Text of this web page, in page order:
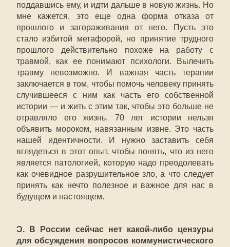
поддавшись ему, и идти дальше в новую жизнь. Но
мне кажется, это еще одна форма отказа от
прошлого и загораживания от него. Пусть это
стало избитой метафорой, но принятие трудного
прошлого действительно похоже на работу с
травмой, как ее понимают психологи. Вылечить
травму невозможно. И важная часть терапии
заключается в том, чтобы помочь человеку принять
случившееся с ним как часть его собственной
истории — и жить с этим так, чтобы это больше не
отравляло его жизнь. 70 лет истории нельзя
объявить мороком, навязанным извне. Это часть
нашей идентичности. И нужно заставить себя
вглядеться в этот опыт, чтобы понять, что из него
является патологией, которую надо преодолевать
как очевидное разрушительное зло, а что следует
принять как нечто полезное и важное для нас в
будущем и настоящем.
Ɔ. В России сейчас нет какой-либо цензуры
для обсуждения вопросов коммунистического